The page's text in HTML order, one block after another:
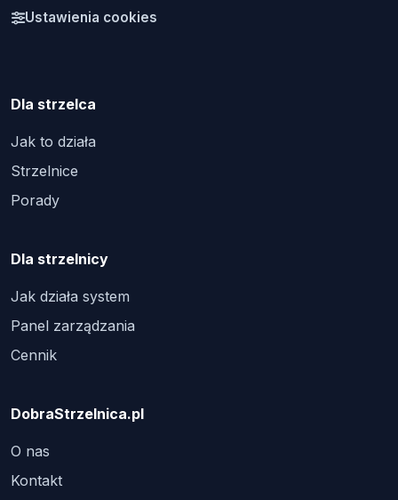
Ustawienia cookies
Dla strzelca
Jak to działa
Strzelnice
Porady
Dla strzelnicy
Jak działa system
Panel zarządzania
Cennik
DobraStrzelnica.pl
O nas
Kontakt